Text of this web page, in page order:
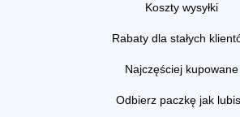
Koszty wysyłki
Rabaty dla stałych
Najczęściej kupowane
Odbierz paczkę jak